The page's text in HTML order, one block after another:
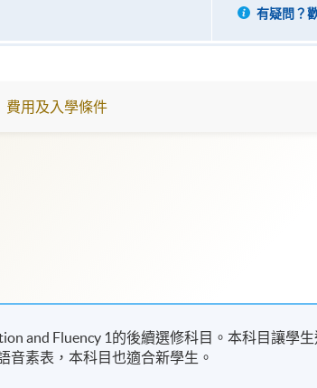
有疑問？
費用及入學條件
and Fluency 1的後續選修科目。本科目讓學
音素表，本科目也適合新學生。